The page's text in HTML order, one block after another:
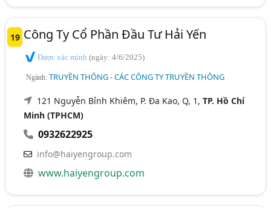
19 Công Ty Cổ Phần Đầu Tư Hải Yến
Được xác minh(ngày: 4/6/2025)
Ngành:TRUYỀN THÔNG - CÁC CÔNG TY TRUYỀN THÔNG
121 Nguyễn Bỉnh Khiêm, P. Đa Kao, Q, 1,TP. Hồ Chí
Minh (TPHCM)
0932622925
info@haiyengroup.com
www.haiyengroup.com